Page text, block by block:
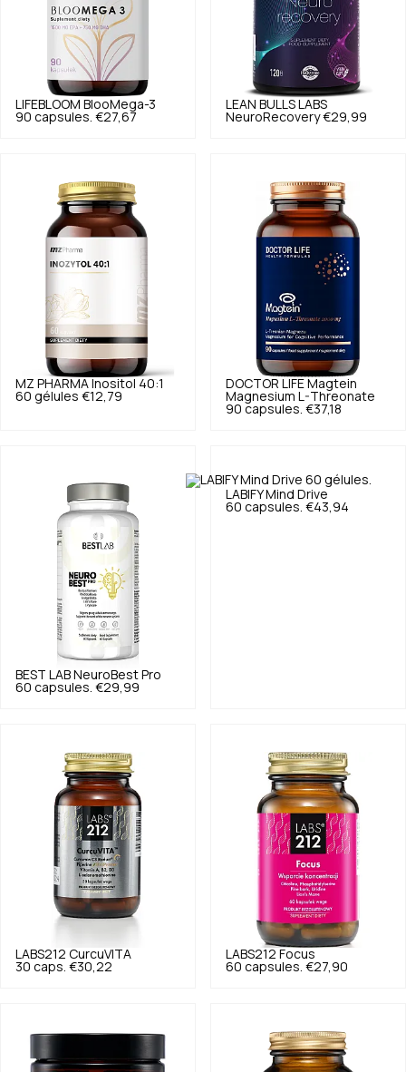
LIFEBLOOM BlooMega-3
90 capsules. €27,67
LEAN BULLS LABS
NeuroRecovery€29,99
MZ PHARMA Inositol 40:1
60 gélules €12,79
DOCTOR LIFE Magtein
Magnesium L-Threonate
90 capsules. €37,18
BEST LAB NeuroBest Pro
60 capsules. €29,99
LABIFY Mind Drive
60 capsules. €43,94
LABS212 CurcuVITA
30 caps. €30,22
LABS212 Focus
60 capsules. €27,90